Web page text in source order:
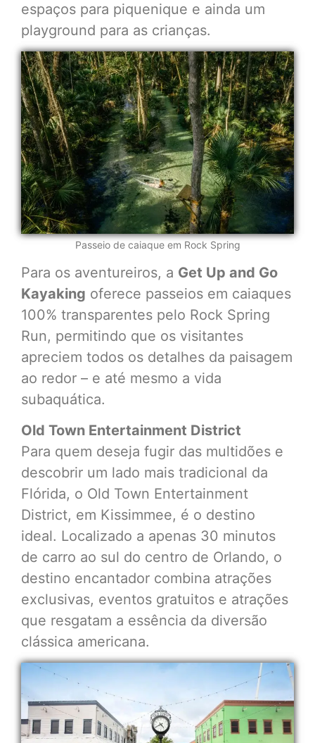
espaços para piquenique e ainda um
playground para as crianças.
Passeio de caiaque em Rock Spring
Para os aventureiros, a Get Up and Go
Kayaking oferece passeios em caiaques
100% transparentes pelo Rock Spring
Run, permitindo que os visitantes
apreciem todos os detalhes da paisagem
ao redor – e até mesmo a vida
subaquática.
Old Town Entertainment District
Para quem deseja fugir das multidões e
descobrir um lado mais tradicional da
Flórida, o Old Town Entertainment
District, em Kissimmee, é o destino
ideal. Localizado a apenas 30 minutos
de carro ao sul do centro de Orlando, o
destino encantador combina atrações
exclusivas, eventos gratuitos e atrações
que resgatam a essência da diversão
clássica americana.